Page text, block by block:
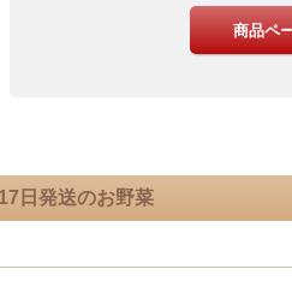
日発送のお野菜